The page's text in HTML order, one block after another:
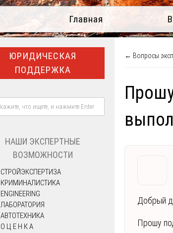
Главная
← Вопросы
Добрый
Прошу
ЮРИДИЧЕСКАЯ
ПОДДЕРЖКА
НАШИ ЭКСПЕРТНЫЕ
ВОЗМОЖНОСТИ
СТРОЙЭКСПЕРТИЗА
КРИМИНАЛИСТИКА
ENGINEERING
ЛАБОРАТОРИЯ
АВТОТЕХНИКА
О Ц Е Н К А